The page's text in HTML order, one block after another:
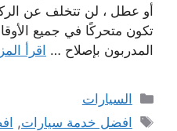
أو عطل ، لن تتخلف عن
تكون متحركًا في جميع
المدربون بإصلاح … اقرأ
التصنيفات
السيارات
الوسوم
افضل خدمة سيارات,